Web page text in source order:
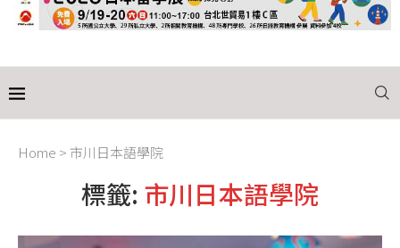
Home > 市川日本語學院
標籤: 市川日本語學院